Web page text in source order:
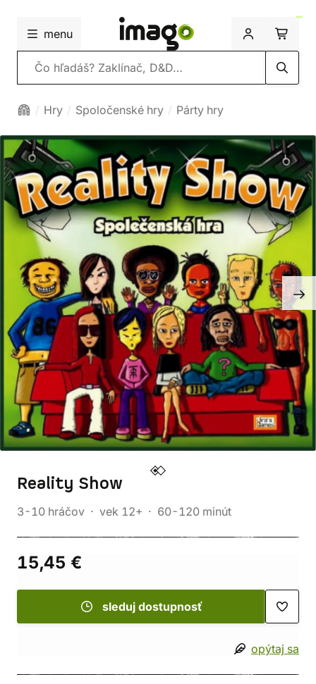
menu
Vyhľadávanie
Hry Spoločenské hry Párty hry
Reality Show
3-10 hráčov vek 12+ 60-120 minút
15,45 €
sleduj dostupnosť
opýtaj sa